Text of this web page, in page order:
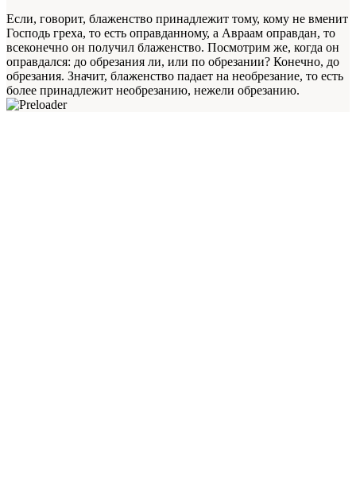
Если, говорит, блаженство принадлежит тому, кому не вменит
Господь греха, то есть оправданному, а Авраам оправдан, то
всеконечно он получил блаженство. Посмотрим же, когда он
оправдался: до обрезания ли, или по обрезании? Конечно, до
обрезания. Значит, блаженство падает на необрезание, то есть
более принадлежит необрезанию, нежели обрезанию.